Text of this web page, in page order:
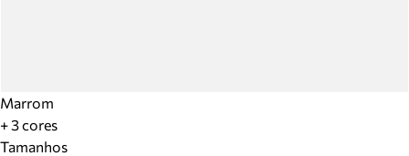
Marrom
+ 3 cores
Tamanhos